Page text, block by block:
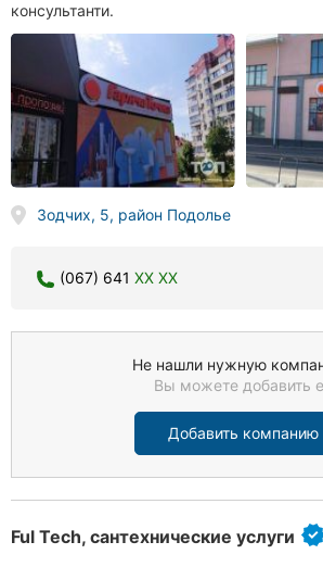
консультанти.
Зодчих, 5, район Подолье
(067) 641 XX XX
Не нашли нужную
Вы можете добавить
Добавить компанию
Ful Tech, сантехнические услуги